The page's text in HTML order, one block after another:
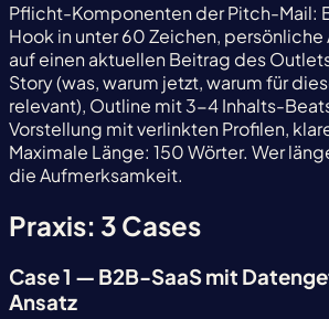
Pflicht-Komponenten der Pitch-Mail:
Hook in unter 60 Zeichen, persönliche
auf einen aktuellen Beitrag des
Story (was, warum jetzt, warum für
relevant), Outline mit 3-4 Inhalts-
Vorstellung mit verlinkten Profilen,
Maximale Länge: 150 Wörter. Wer
die Aufmerksamkeit.
Praxis: 3 Cases
Case 1 — B2B-SaaS mit
Ansatz